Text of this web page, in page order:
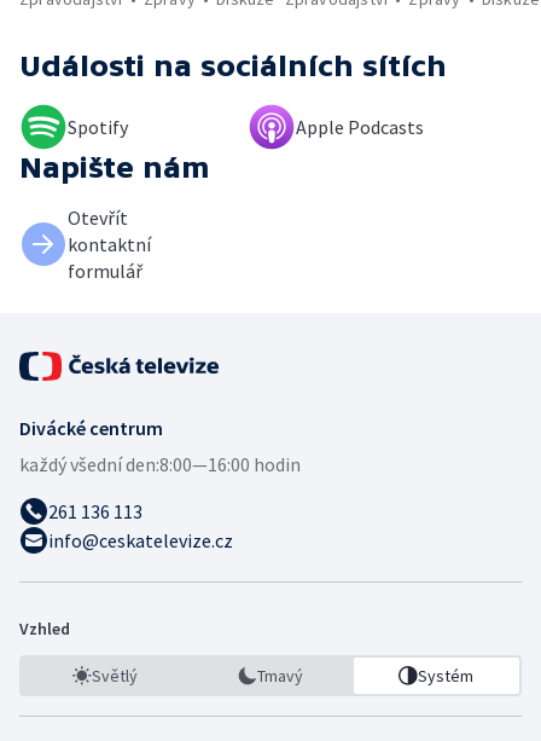
Události na sociálních sítích
Spotify Apple Podcasts
Napište nám
Otevřít
kontaktní
formulář
Divácké centrum
každý všední den:8:00—16:00 hodin
261 136 113
info@ceskatelevize.cz
Vzhled
Světlý Tmavý Systém